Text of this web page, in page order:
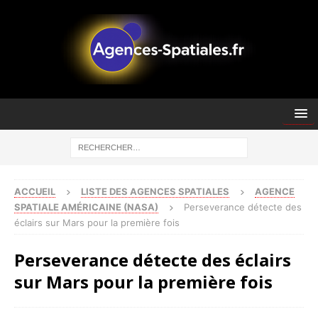
ACCUEIL LISTE DES AGENCES SPATIALES
AGENCE
SPATIALE AMÉRICAINE (NASA)
Perseverance détecte des
éclairs sur Mars pour la première fois
Perseverance détecte des éclairs
sur Mars pour la première fois